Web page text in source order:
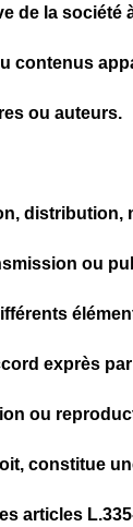
de la société
contenus
ou auteurs.
distribution,
ou
exprès
ou
constitue
articles